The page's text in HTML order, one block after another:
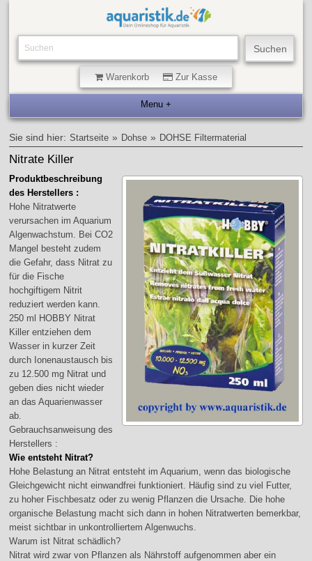
Warenkorb Zur Kasse
Sie sind hier: Startseite » Dohse » DOHSE Filtermaterial
Nitrate Killer
Produktbeschreibung
des Herstellers :
Hohe Nitratwerte
verursachen im Aquarium
Algenwachstum. Bei CO2
Mangel besteht zudem
die Gefahr, dass Nitrat zu
für die Fische
hochgiftigem Nitrit
reduziert werden kann.
250 ml HOBBY Nitrat
Killer entziehen dem
Wasser in kurzer Zeit
durch Ionenaustausch bis
zu 12.500 mg Nitrat und
geben dies nicht wieder
an das Aquarienwasser
ab.
Gebrauchsanweisung des
Herstellers :
Wie entsteht Nitrat?
Hohe Belastung an Nitrat entsteht im Aquarium, wenn das biologische
Gleichgewicht nicht einwandfrei funktioniert. Häufig sind zu viel Futter,
zu hoher Fischbesatz oder zu wenig Pflanzen die Ursache. Die hohe
organische Belastung macht sich dann in hohen Nitratwerten bemerkbar,
meist sichtbar in unkontrolliertem Algenwuchs.
Warum ist Nitrat schädlich?
Nitrat wird zwar von Pflanzen als Nährstoff aufgenommen aber ein